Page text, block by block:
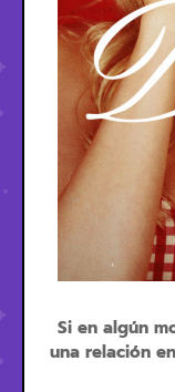
Si en algún
una relación